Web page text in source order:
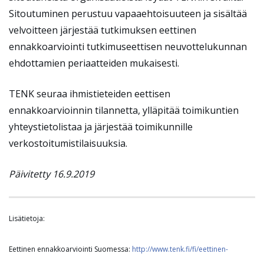
Sitoutuminen perustuu vapaaehtoisuuteen ja sisältää
velvoitteen järjestää tutkimuksen eettinen
ennakkoarviointi tutkimuseettisen neuvottelukunnan
ehdottamien periaatteiden mukaisesti.
TENK seuraa ihmistieteiden eettisen
ennakkoarvioinnin tilannetta, ylläpitää toimikuntien
yhteystietolistaa ja järjestää toimikunnille
verkostoitumistilaisuuksia.
Päivitetty 16.9.2019
Lisätietoja:
Eettinen ennakkoarviointi Suomessa: http://www.tenk.fi/fi/eettinen-